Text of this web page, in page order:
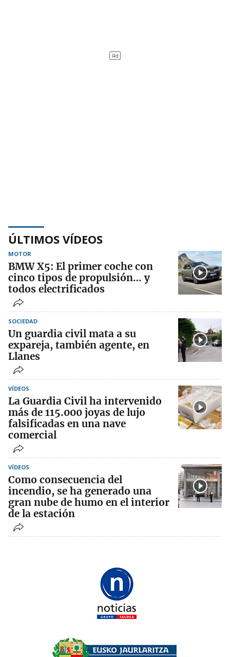
ÚLTIMOS VÍDEOS
MOTOR
BMW X5: El primer coche con
cinco tipos de propulsión… y
todos electrificados
SOCIEDAD
Un guardia civil mata a su
expareja, también agente, en
Llanes
VÍDEOS
La Guardia Civil ha intervenido
más de 115.000 joyas de lujo
falsificadas en una nave
comercial
VÍDEOS
Como consecuencia del
incendio, se ha generado una
gran nube de humo en el interior
de la estación